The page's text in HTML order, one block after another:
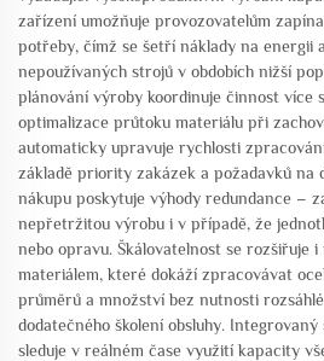
zařízení umožňuje provozovatelům
potřeby, čímž se šetří náklady na energii
nepoužívaných strojů v obdobích nižší
plánování výroby koordinuje činnost více
optimalizace průtoku materiálu při
automaticky upravuje rychlosti
základě priority zakázek a požadavků na
nákupu poskytuje výhody redundance –
nepřetržitou výrobu i v případě, že
nebo opravu. Škálovatelnost se rozšiřuje
materiálem, které dokáží zpracovávat
průměrů a množství bez nutnosti
dodatečného školení obsluhy.
sleduje v reálném čase využití kapacity